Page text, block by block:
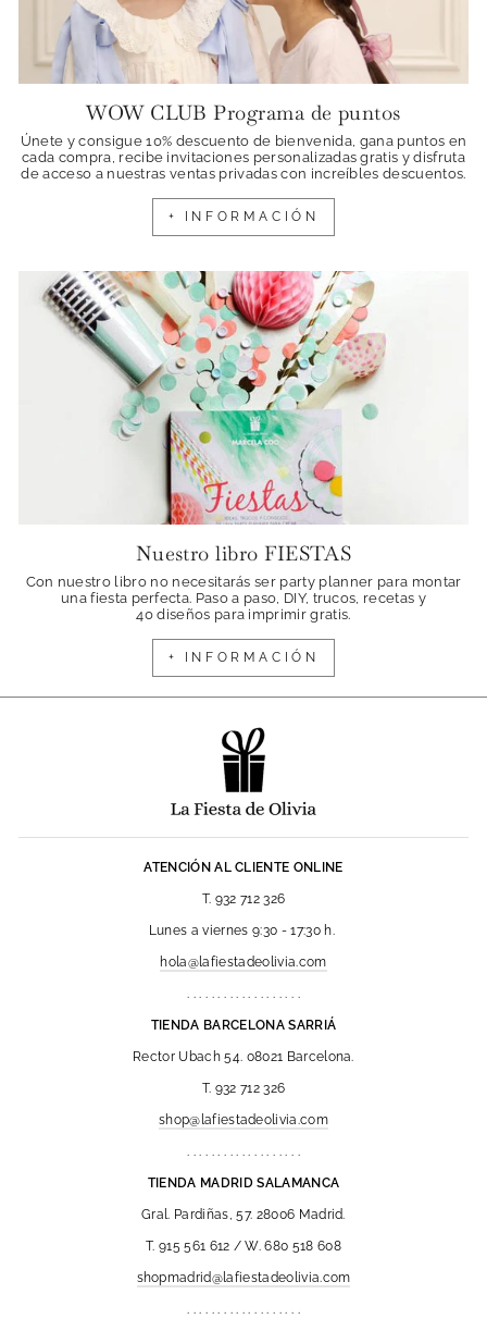
WOW CLUB Programa de puntos
Únete y consigue 10% descuento de bienvenida, gana puntos en
cada compra, recibe invitaciones personalizadas gratis y disfruta
de acceso a nuestras ventas privadas con increíbles descuentos.
+ INFORMACIÓN
Nuestro libro FIESTAS
Con nuestro libro no necesitarás ser party planner para montar
una fiesta perfecta. Paso a paso, DIY, trucos, recetas y
40 diseños para imprimir gratis.
+ INFORMACIÓN
ATENCIÓN AL CLIENTE ONLINE
T. 932 712 326
Lunes a viernes 9:30 - 17:30 h.
hola@lafiestadeolivia.com
. . . . . . . . . . . . . . . . . . .
TIENDA BARCELONA SARRIÁ
Rector Ubach 54. 08021 Barcelona.
T. 932 712 326
shop@lafiestadeolivia.com
. . . . . . . . . . . . . . . . . . .
TIENDA MADRID SALAMANCA
Gral. Pardiñas, 57. 28006 Madrid.
T. 915 561 612 / W. 680 518 608
shopmadrid@lafiestadeolivia.com
. . . . . . . . . . . . . . . . . . .